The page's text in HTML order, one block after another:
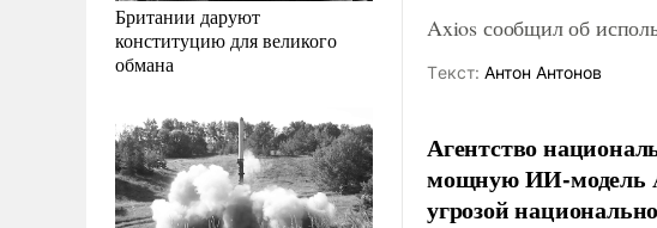
Британии даруют
конституцию для великого
обмана
Axios сообщил об
Tекст: Антон Антонов
Агентство
мощную ИИ-модель
угрозой